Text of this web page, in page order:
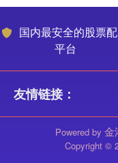
国内最安全的股票
平台
友情链接：
Powered by 金
Copyright ©